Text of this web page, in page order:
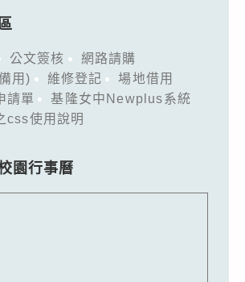
公文簽核
網路請購
用)
維修登記
場地借用
請單
基隆女中Newplus系統
css使用說明
園行事曆